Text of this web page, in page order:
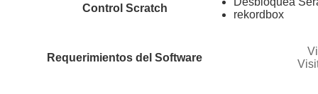
Control Scratch
rekordbox
Requerimientos del Software